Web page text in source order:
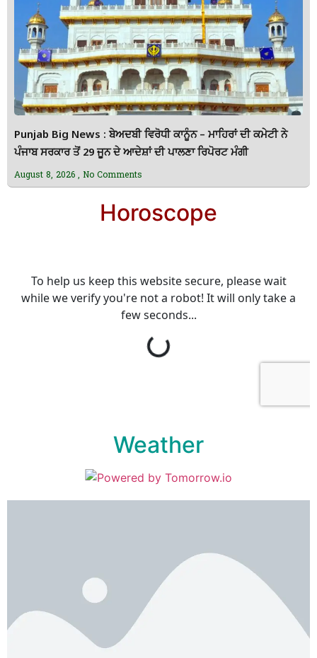
Punjab Big News : ਬੇਅਦਬੀ ਵਿਰੋਧੀ ਕਾਨੂੰਨ – ਮਾਹਿਰਾਂ ਦੀ ਕਮੇਟੀ ਨੇ
ਪੰਜਾਬ ਸਰਕਾਰ ਤੋਂ 29 ਜੂਨ ਦੇ ਆਦੇਸ਼ਾਂ ਦੀ ਪਾਲਣਾ ਰਿਪੋਰਟ ਮੰਗੀ
August 8, 2026 No Comments
Horoscope
Weather